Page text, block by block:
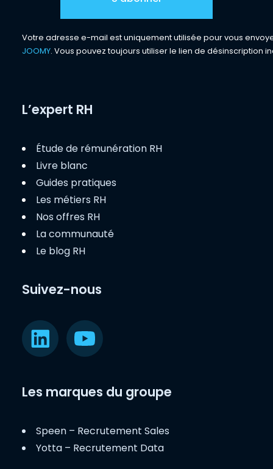
Votre adresse e-mail est uniquement utilisée pour vous
JOOMY. Vous pouvez toujours utiliser le lien de désinscription
L’expert RH
Étude de rémunération RH
Livre blanc
Guides pratiques
Les métiers RH
Nos offres RH
La communauté
Le blog RH
Suivez-nous
Les marques du groupe
Speen – Recrutement Sales
Yotta – Recrutement Data